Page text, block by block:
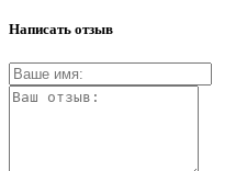
Написать отзыв